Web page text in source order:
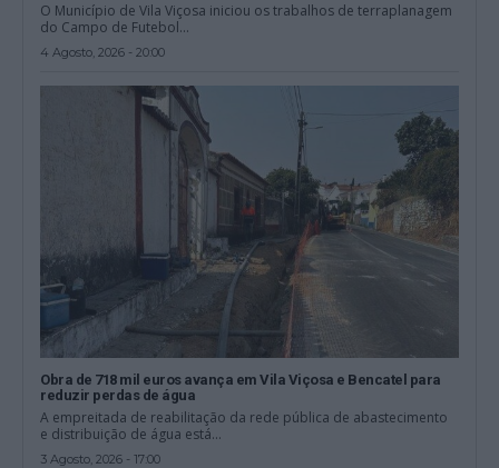
O Município de Vila Viçosa iniciou os trabalhos de terraplanagem
do Campo de Futebol...
4 Agosto, 2026 - 20:00
Obra de 718 mil euros avança em Vila Viçosa e Bencatel para
reduzir perdas de água
A empreitada de reabilitação da rede pública de abastecimento
e distribuição de água está...
3 Agosto, 2026 - 17:00